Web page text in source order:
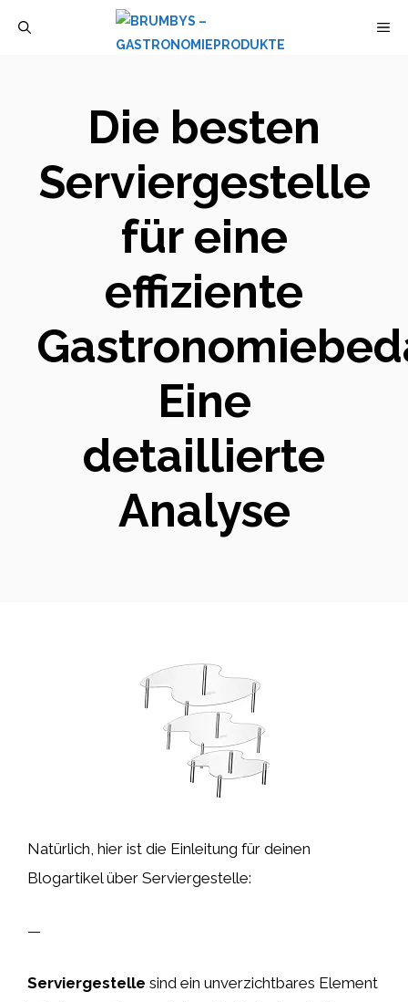
Die besten
Serviergestelle
für eine
effiziente
Eine
detaillierte
Analyse
Natürlich, hier ist die Einleitung für deinen
Blogartikel über Serviergestelle:
—
Serviergestelle sind ein unverzichtbares Element